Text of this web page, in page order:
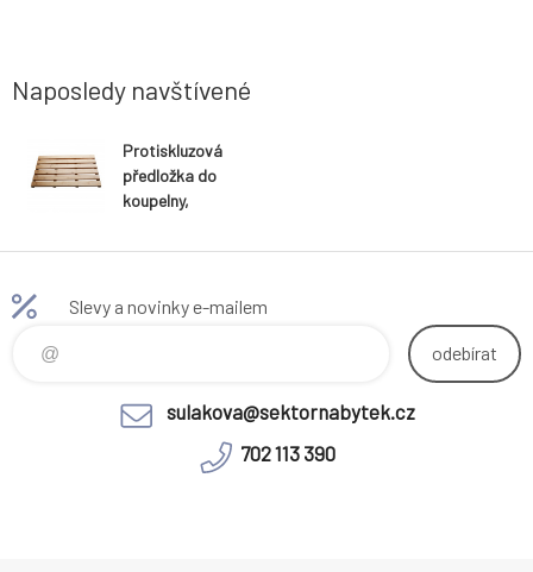
Naposledy navštívené
Protiskluzová
předložka do
koupelny,
lakovaný
KLERA
Slevy a novinky e-mailem
odebírat
sulakova@sektornabytek.cz
702 113 390